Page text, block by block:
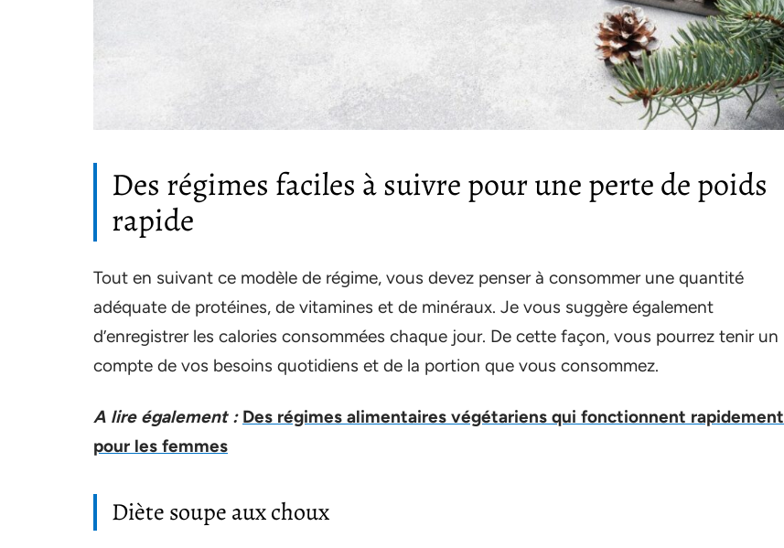
Des régimes faciles à suivre pour une perte de poids
rapide
Tout en suivant ce modèle de régime, vous devez penser à consommer une quantité
adéquate de protéines, de vitamines et de minéraux. Je vous suggère également
d’enregistrer les calories consommées chaque jour. De cette façon, vous pourrez tenir un
compte de vos besoins quotidiens et de la portion que vous consommez.
A lire également : Des régimes alimentaires végétariens qui fonctionnent rapidement
pour les femmes
Diète soupe aux choux